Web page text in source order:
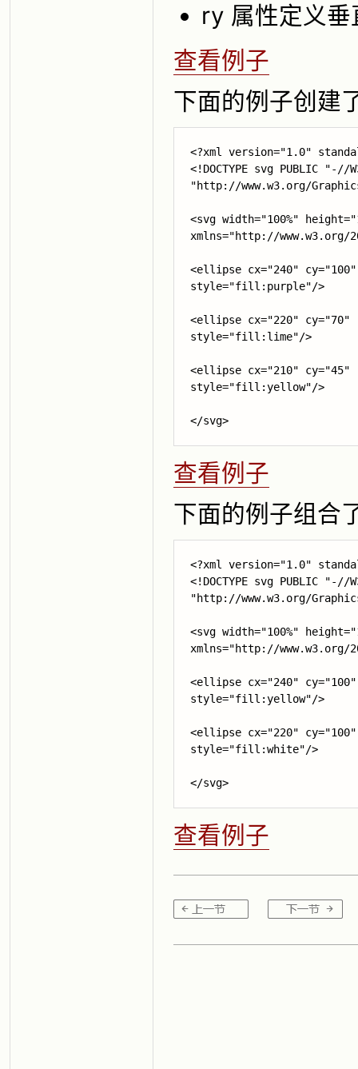
ry 属性定义垂
查看例子
下面的例子创建
<?xml version="1.0"
<!DOCTYPE svg PUBLIC "-//
"http://www.w3.org/
<svg width="100%"
xmlns="http://www.w3.org/
<ellipse cx="240"
style="fill:purple"/>
<ellipse cx="220" cy="70"
style="fill:lime"/>
<ellipse cx="210" cy="45"
style="fill:yellow"/>
</svg>
查看例子
下面的例子组合
<?xml version="1.0"
<!DOCTYPE svg PUBLIC "-//
"http://www.w3.org/
<svg width="100%"
xmlns="http://www.w3.org/
<ellipse cx="240"
style="fill:yellow"/>
<ellipse cx="220"
style="fill:white"/>
</svg>
查看例子